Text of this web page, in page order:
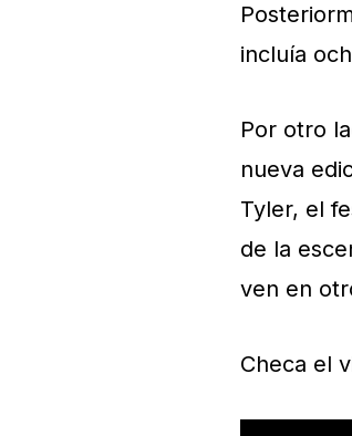
incluía
Por otro
nueva
Tyler, el
de la
ven en
Checa el